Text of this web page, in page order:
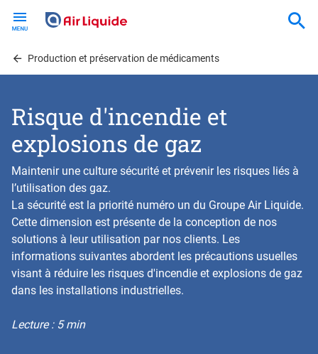
contentProduction et préservation de médicaments
Risque d'incendie et
explosions de gaz
Maintenir une culture sécurité et prévenir les risques liés à
l’utilisation des gaz.
La sécurité est la priorité numéro un du Groupe Air Liquide.
Cette dimension est présente de la conception de nos
solutions à leur utilisation par nos clients. Les
informations suivantes abordent les précautions usuelles
visant à réduire les risques d'incendie et explosions de gaz
dans les installations industrielles.
Lecture : 5 min